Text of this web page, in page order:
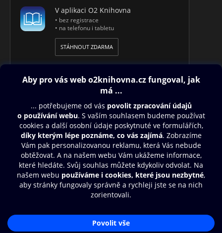
V aplikaci O2 Knihovna
• bez registrace
• na telefonu i tabletu
STÁHNOUT ZDARMA
Obsah ke stažení
Moje O2 Knihovna
Další zábava
© O2 Czech Republic a.s.
Přístupnost
Aplikace O2 Knihovna